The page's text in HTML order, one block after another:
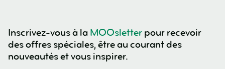
Inscrivez-vous à la MOOsletter pour recevoir
des offres spéciales, être au courant des
nouveautés et vous inspirer.